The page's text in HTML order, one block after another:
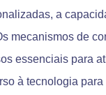
a
mecanismos de
essenciais para
à tecnologia